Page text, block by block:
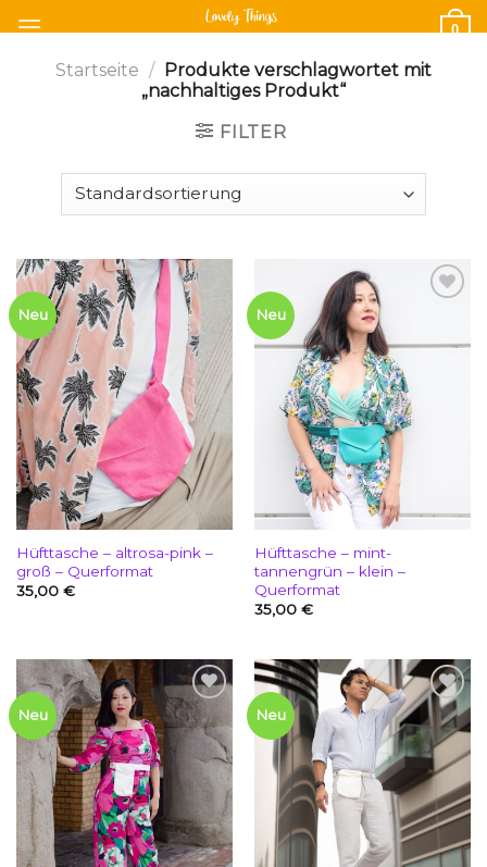
content
0
Startseite / Produkte verschlagwortet mit
„nachhaltiges Produkt“
FILTER
Neu
Add to
wishlist
Hüfttasche – altrosa-pink –
groß – Querformat
35,00 €
Neu
Hüfttasche – mint-
tannengrün – klein –
Querformat
35,00 €
Neu
Add to
wishlist
Neu
Add to
wishlist